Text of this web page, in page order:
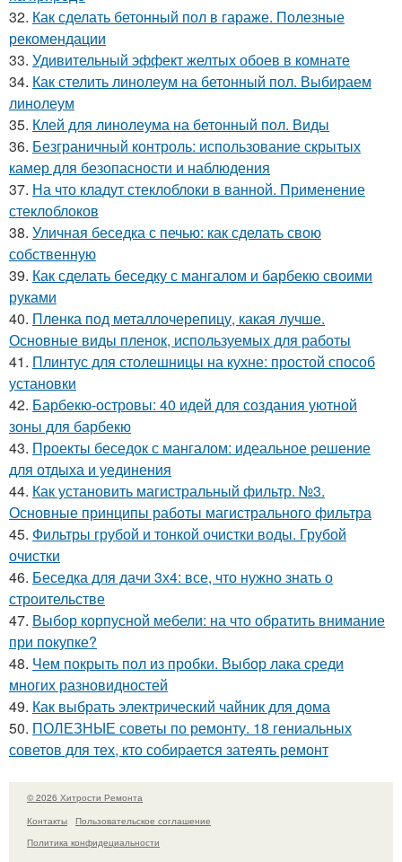
32. Как сделать бетонный пол в гараже. Полезные
рекомендации
33. Удивительный эффект желтых обоев в комнате
34. Как стелить линолеум на бетонный пол. Выбираем
линолеум
35. Клей для линолеума на бетонный пол. Виды
36. Безграничный контроль: использование скрытых
камер для безопасности и наблюдения
37. На что кладут стеклоблоки в ванной. Применение
стеклоблоков
38. Уличная беседка с печью: как сделать свою
собственную
39. Как сделать беседку с мангалом и барбекю своими
руками
40. Пленка под металлочерепицу, какая лучше.
Основные виды пленок, используемых для работы
41. Плинтус для столешницы на кухне: простой способ
установки
42. Барбекю-островы: 40 идей для создания уютной
зоны для барбекю
43. Проекты беседок с мангалом: идеальное решение
для отдыха и уединения
44. Как установить магистральный фильтр. №3.
Основные принципы работы магистрального фильтра
45. Фильтры грубой и тонкой очистки воды. Грубой
очистки
46. Беседка для дачи 3х4: все, что нужно знать о
строительстве
47. Выбор корпусной мебели: на что обратить внимание
при покупке?
48. Чем покрыть пол из пробки. Выбор лака среди
многих разновидностей
49. Как выбрать электрический чайник для дома
50. ПОЛЕЗНЫЕ советы по ремонту. 18 гениальных
советов для тех, кто собирается затеять ремонт
© 2026 Хитрости Ремонта
Контакты
Пользовательское соглашение
Политика конфидециальности